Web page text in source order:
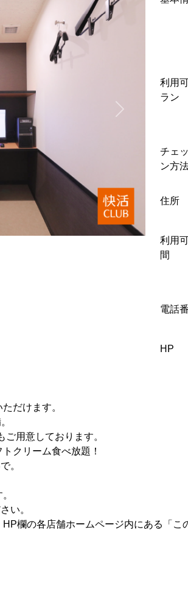
利用
ラン
チェ
ン方
住所
利用
間
電話
HP
だけます。
用意しております。
クリーム食べ放題！
。
い。
欄の各店舗ホームページ内にある「こ